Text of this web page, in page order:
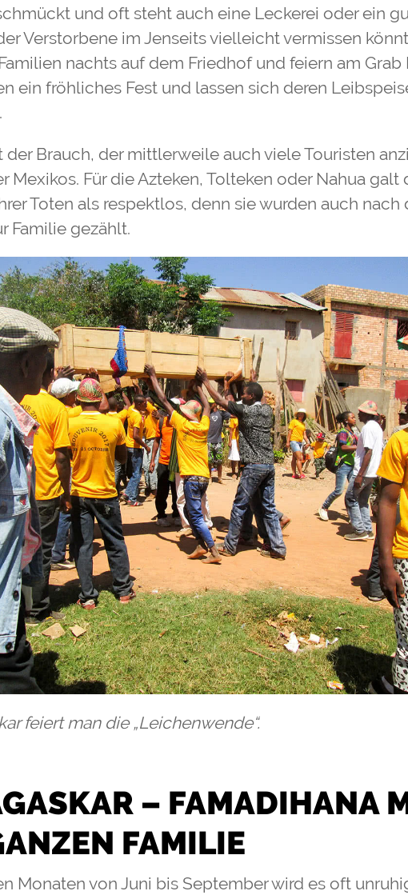
und oft steht auch eine Leckerei oder ein
Verstorbene im Jenseits vielleicht vermissen
nachts auf dem Friedhof und feiern am Grab
ein fröhliches Fest und lassen sich deren
der Brauch, der mittlerweile auch viele Touristen
Mexikos. Für die Azteken, Tolteken oder Nahua galt
Toten als respektlos, denn sie wurden auch nach
Familie gezählt.
feiert man die „Leichenwende“.
– FAMADIHANA
FAMILIE
Monaten von Juni bis September wird es oft